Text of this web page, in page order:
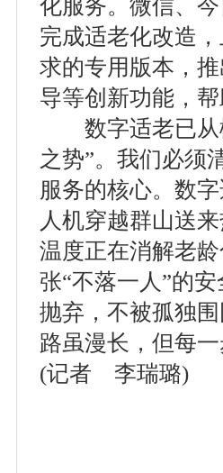
化服务。微信、
完成适老化改造
求的专用版本，
导等创新功能，
数字适老已从
之势”。我们必须
服务的核心。数
人机穿越群山送
温度正在消解老
张“不落一人”的
抛弃，不被孤独
路虽漫长，但每
(记者 李瑞璐)